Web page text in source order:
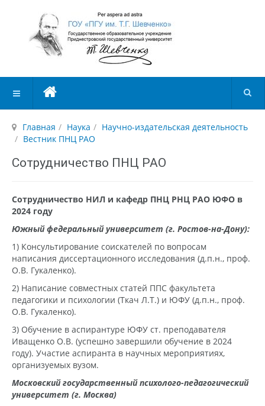
Главная Наука
Научно-издательская деятельность
Вестник ПНЦ РАО
Сотрудничество ПНЦ РАО
Сотрудничество НИЛ и кафедр ПНЦ РНЦ РАО ЮФО в
2024 году
Южный федеральный университет (г. Ростов-на-Дону):
1) Консультирование соискателей по вопросам
написания диссертационного исследования (д.п.н., проф.
О.В. Гукаленко).
2) Написание совместных статей ППС факультета
педагогики и психологии (Ткач Л.Т.) и ЮФУ (д.п.н., проф.
О.В. Гукаленко).
3) Обучение в аспирантуре ЮФУ ст. преподавателя
Иващенко О.В. (успешно завершили обучение в 2024
году). Участие аспиранта в научных мероприятиях,
организуемых вузом.
Московский государственный психолого-педагогический
университет (г. Москва)